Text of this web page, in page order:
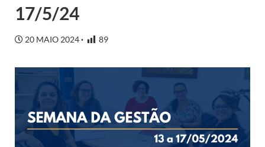
17/5/24
20 MAIO 2024 89